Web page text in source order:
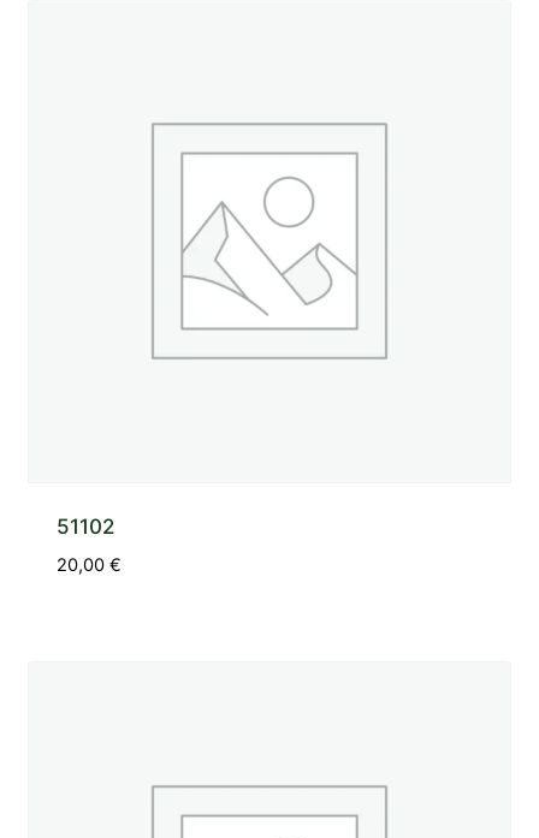
51102
20,00€